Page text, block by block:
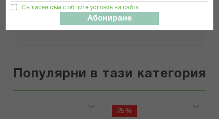
Съгласен съм с общите условия на сайта
Абониране
ИЗПРАТИ
Популярни в тази категория
25%